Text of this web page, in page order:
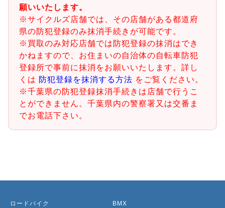
願いいたします。
※サイクルズ店舗では、その店舗がある都道府
県の防犯登録のみ抹消手続きが可能です。
※買取のみ対応店舗では防犯登録の抹消はでき
かねますので、お住まいの自治体の自転車防犯
登録所で事前に抹消をお願いいたします。詳し
くは 防犯登録を抹消する方法 をご覧ください。
※千葉県の防犯登録抹消手続きは店舗で行うこ
とができません。千葉県内の警察署又は交番ま
でお電話下さい。
ロードバイク BMX